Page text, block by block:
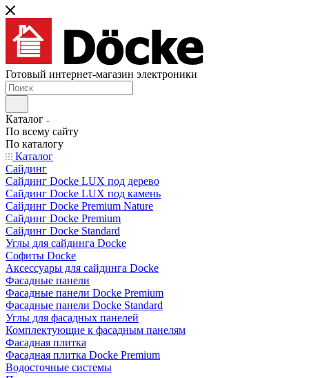
Готовый интернет-магазин электроники
Каталог
По всему сайту
По каталогу
Каталог
Сайдинг
Сайдинг Docke LUX под дерево
Сайдинг Docke LUX под камень
Сайдинг Docke Premium Nature
Сайдинг Docke Premium
Сайдинг Docke Standard
Углы для сайдинга Docke
Софиты Docke
Аксессуары для сайдинга Docke
Фасадные панели
Фасадные панели Docke Premium
Фасадные панели Docke Standard
Углы для фасадных панелей
Комплектующие к фасадным панелям
Фасадная плитка
Фасадная плитка Docke Premium
Водосточные системы